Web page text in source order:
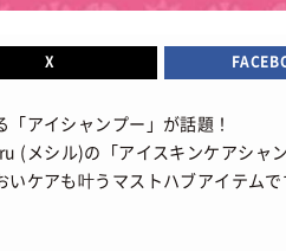
X
アイシャンプー」が話題！
(メシル)の「アイスキンケアシャ
ケアも叶うマストハブアイテムで